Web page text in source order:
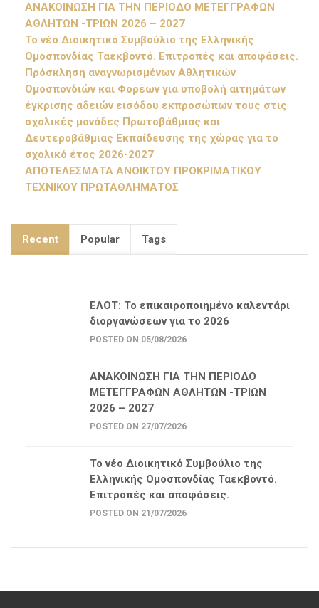
ΑΝΑΚΟΙΝΩΣΗ ΓΙΑ ΤΗΝ ΠΕΡΙΟΔΟ ΜΕΤΕΓΓΡΑΦΩΝ
ΑΘΛΗΤΩΝ -ΤΡΙΩΝ 2026 – 2027
Το νέο Διοικητικό Συμβούλιο της Ελληνικής
Ομοσπονδίας Ταεκβοντό. Επιτροπές και αποφάσεις.
Πρόσκληση αναγνωρισμένων Αθλητικών
Ομοσπονδιών και Φορέων για υποβολή αιτημάτων
έγκρισης αδειών εισόδου εκπροσώπων τους στις
σχολικές μονάδες Πρωτοβάθμιας και
Δευτεροβάθμιας Εκπαίδευσης της χώρας για το
σχολικό έτος 2026-2027
ΑΠΟΤΕΛΕΣΜΑΤΑ ΑΝΟΙΚΤΟΥ ΠΡΟΚΡΙΜΑΤΙΚΟΥ
ΤΕΧΝΙΚΟΥ ΠΡΩΤΑΘΛΗΜΑΤΟΣ
Recent Popular Tags
ΕΛΟΤ: Το επικαιροποιημένο καλεντάρι
διοργανώσεων για το 2026
POSTED ON 05/08/2026
ΑΝΑΚΟΙΝΩΣΗ ΓΙΑ ΤΗΝ ΠΕΡΙΟΔΟ
ΜΕΤΕΓΓΡΑΦΩΝ ΑΘΛΗΤΩΝ -ΤΡΙΩΝ
2026 – 2027
POSTED ON 27/07/2026
Το νέο Διοικητικό Συμβούλιο της
Ελληνικής Ομοσπονδίας Ταεκβοντό.
Επιτροπές και αποφάσεις.
POSTED ON 21/07/2026